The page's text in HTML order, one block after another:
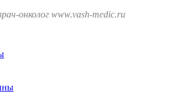
онколог www.vash-medic.ru